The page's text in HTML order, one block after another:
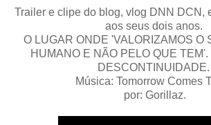
Trailer e clipe do blog, vlog DNN DCN,
aos seus dois anos.
O LUGAR ONDE 'VALORIZAMOS O
HUMANO E NÃO PELO QUE
DESCONTINUIDADE.
Música: Tomorrow Comes
por: Gorillaz.